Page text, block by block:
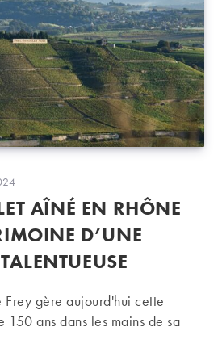
AÎNÉ EN RHÔNE
D’UNE
gère aujourd'hui cette
150 ans dans les mains de sa